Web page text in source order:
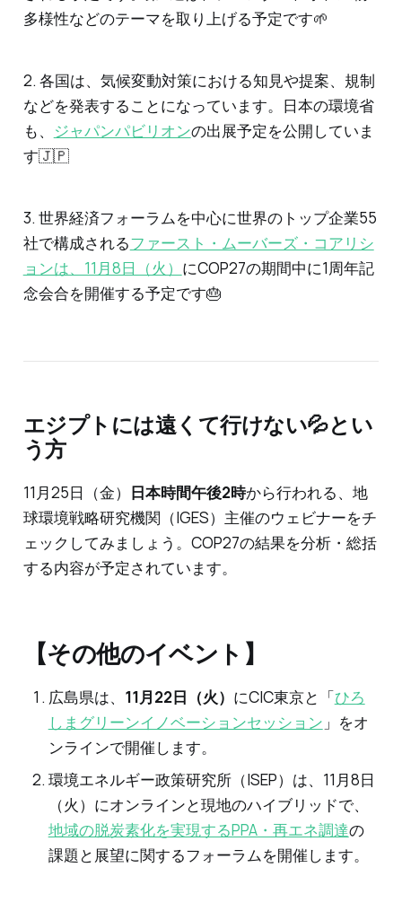
多様性などのテーマを取り上げる予定です🌱
2. 各国は、気候変動対策における知見や提案、規制
などを発表することになっています。日本の環境省
も、
ジャパンパビリオンの出展予定を公開していま
す🇯🇵
3. 世界経済フォーラムを中心に世界のトップ企業55
社で構成されるファースト・ムーバーズ・コアリシ
ョンは、11月8日（火） にCOP27の期間中に1周年記
念会合を開催する予定です🎂
エジプトには遠くて行けない💦とい
う方
11月25日（金） 日本時間午後2時から行われる、地
球環境戦略研究機関（IGES）主催のウェビナーをチ
ェックしてみましょう。COP27の結果を分析・総括
する内容が予定されています。
【その他のイベント】
広島県は、 11月22日（火） にCIC東京と「ひろ
しまグリーンイノベーションセッション 」をオ
ンラインで開催します。
環境エネルギー政策研究所（ISEP）は、11月8日
（火）にオンラインと現地のハイブリッドで、
地域の脱炭素化を実現するPPA・再エネ調達の
課題と展望に関するフォーラムを開催します。